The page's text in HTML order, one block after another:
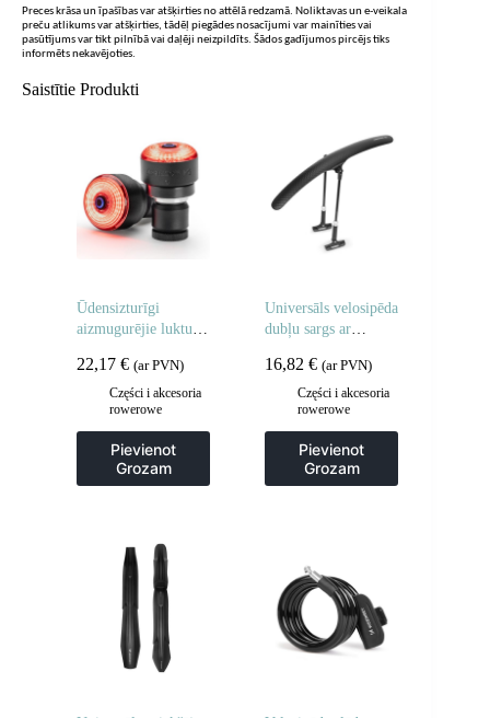
Preces krāsa un īpašības var atšķirties no attēlā redzamā. Noliktavas un e-veikala
preču atlikums var atšķirties, tādēļ piegādes nosacījumi var mainīties vai
pasūtījums var tikt pilnībā vai daļēji neizpildīts. Šādos gadījumos pircējs tiks
informēts nekavējoties.
Saistītie Produkti
Ūdensizturīgi
aizmugurējie lukturi,
2 gab.
22,17 € (ar PVN)
Części i akcesoria
rowerowe
Pievienot
Grozam
Universāls velosipēda
dubļu sargs ar
16,82€ (ar PVN)
Części i akcesoria
rowerowe
Pievienot
Grozam